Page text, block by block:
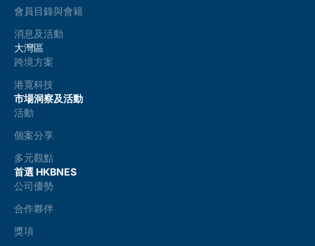
會員目錄與會籍
消息及活動
大灣區
跨境方案
港寬科技
市場洞察及活動
活動
個案分享
多元觀點
首選 HKBNES
公司優勢
合作夥伴
獎項